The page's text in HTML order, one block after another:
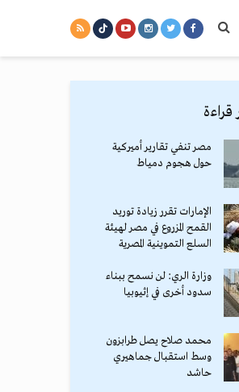
قراءة
مصر تنفي تقارير أميركية
حول هجوم دمياط
الإمارات تقرر زيادة توريد
القمح المزروع في مصر لهيئة
السلع التموينية المصرية
وزارة الري: لن نسمح ببناء
سدود أخرى في إثيوبيا
محمد صلاح يصل طرابزون
وسط استقبال جماهيري
حاشد